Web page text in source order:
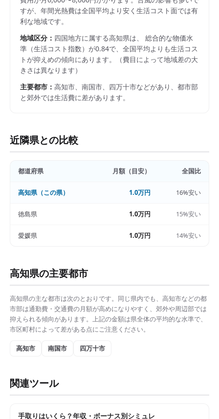
すが、年間光熱費は全国平均より安く生活コスト面では有
利な地域です。
地域区分： 四国地方に属する高知県は、 総合的な物価水
準（生活コスト指数）が0.84で、 全国平均よりも生活コス
トが抑えめの傾向にあります。
（費目によって地域差の大
きさは異なります）
主要都市： 高知市、南国市、四万十市などがあり、都市部
と郊外では生活費に差があります。
近隣県との比較
都道府県 月額（目安） 全国比
高知県（この県） 1.0万円 16%安い
徳島県 1.0万円 15%安い
愛媛県 1.0万円 14%安い
高知県の主要都市
高知県の主な都市は次のとおりです。同じ県内でも、 高知市などの都
市部は通勤費・交通費の月額が高めになりやすく、郊外や周辺部では
抑えられる傾向があります。上記の金額は県全体の平均的な水準で、
市区町村によって差がある点にご注意ください。
高知市 南国市 四万十市
関連ツール
手取りはいくら？年収・ボーナス別シミュレ